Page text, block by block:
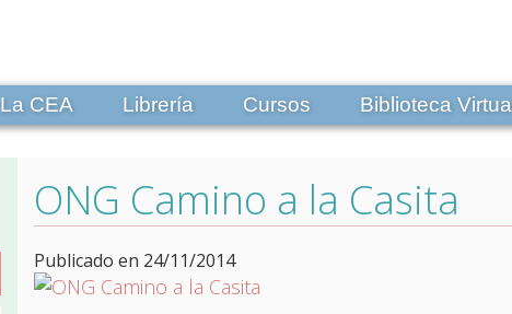
La CEA Librería Cursos Biblioteca Virtual
ONG Camino a la Casita
Publicado en 24/11/2014